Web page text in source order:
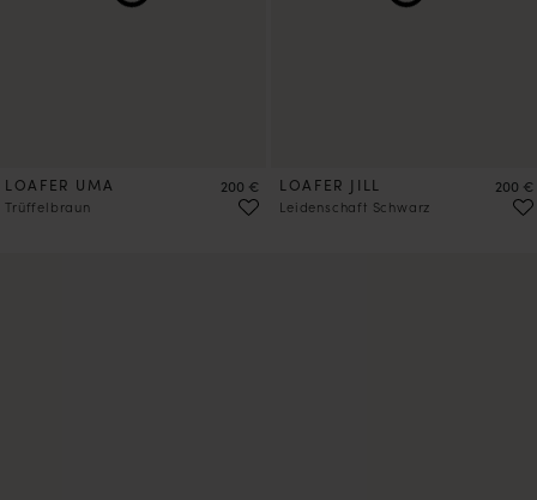
LOAFER UMA
Trüffelbraun
Preis
200 € LOAFER JILL
Leidenschaft Schwarz
Preis
200 €